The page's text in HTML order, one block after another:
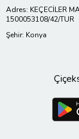
Adres: KEÇECİLER
1500053108/42/TUR
Şehir: Konya